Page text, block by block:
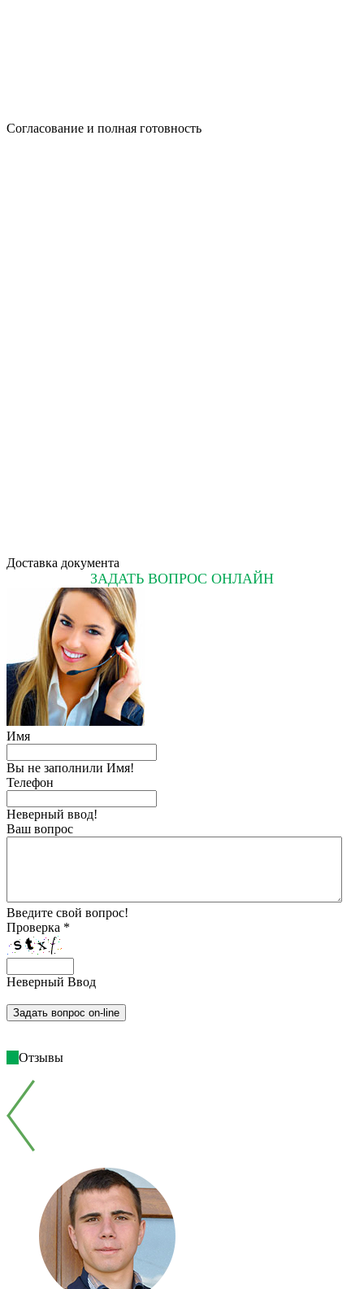
Согласование и полная готовность
Доставка документа
ЗАДАТЬ ВОПРОС ОНЛАЙН
Имя
Вы не заполнили Имя!
Телефон
Неверный ввод!
Ваш вопрос
Введите свой вопрос!
Проверка *
Неверный Ввод
Отзывы